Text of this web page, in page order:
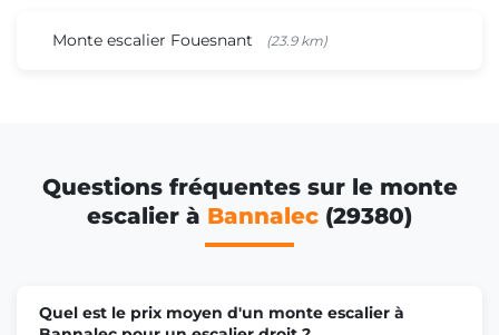
Monte escalier Fouesnant (23.9 km)
Questions fréquentes sur le monte
escalier à Bannalec (29380)
Quel est le prix moyen d'un monte escalier à